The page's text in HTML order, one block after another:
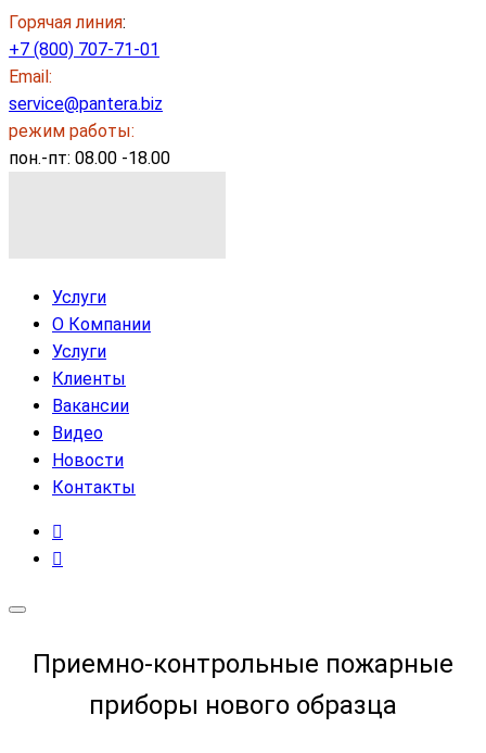
Горячая линия:
+7 (800) 707-71-01
Email:
service@pantera.biz
режим работы:
пон.-пт: 08.00 -18.00
Услуги
О Компании
Услуги
Клиенты
Вакансии
Видео
Новости
Контакты
Приемно-контрольные пожарные
приборы нового образца